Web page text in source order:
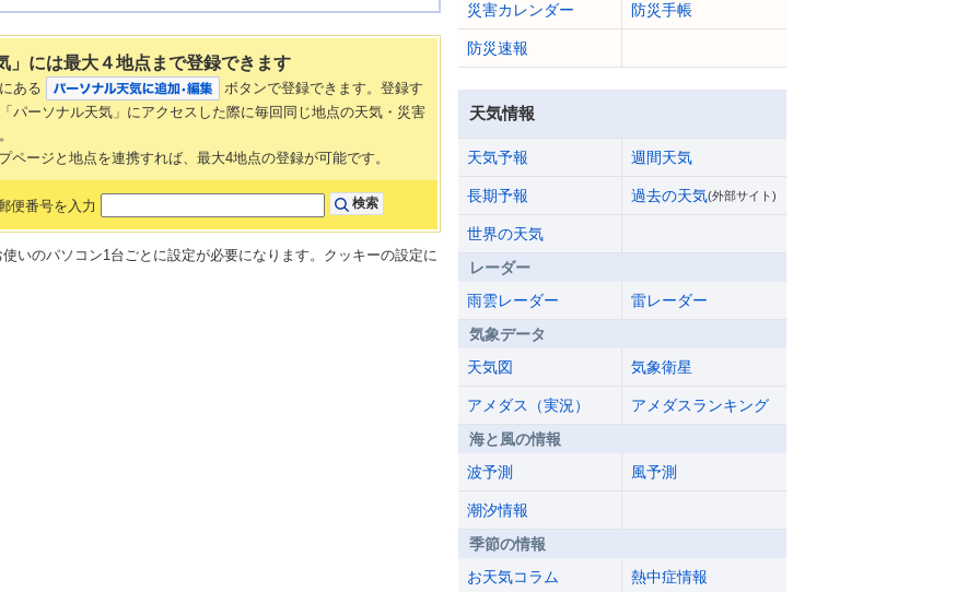
」には最大４地点まで登録できます
ある
ボタンで登録できます。登録す
パーソナル天気」にアクセスした際に毎回同じ地点の天気・災害
ページと地点を連携すれば、最大4地点の登録が可能です。
便番号を入力
いのパソコン1台ごとに設定が必要になります。クッキーの設定に
災害カレンダー
防災手帳
防災速報
天気情報
天気予報 週間天気
長期予報 過去の天気(外部サイト)
世界の天気
レーダー
雨雲レーダー
雷レーダー
気象データ
天気図
気象衛星
アメダス（実況）
アメダスランキング
海と風の情報
波予測
風予測
潮汐情報
季節の情報
お天気コラム
熱中症情報